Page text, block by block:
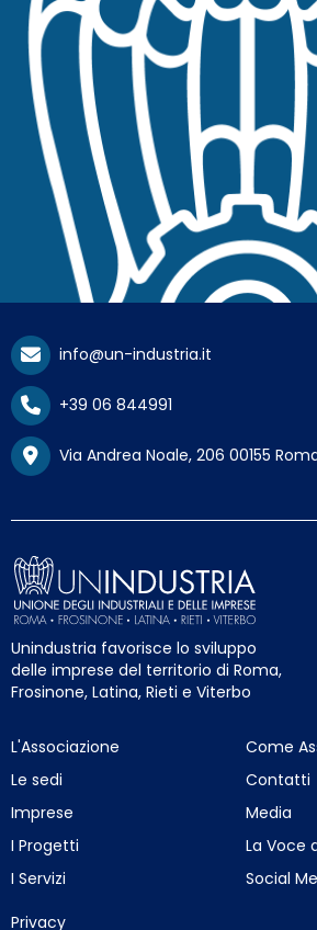
info@un-industria.it
+39 06 844991
Via Andrea Noale, 206 00155
Unindustria favorisce lo sviluppo
delle imprese del territorio di Roma,
Frosinone, Latina, Rieti e Viterbo
L'Associazione
Le sedi
Imprese
I Progetti
I Servizi
Come
Contatti
Media
La Voce
Social
Privacy